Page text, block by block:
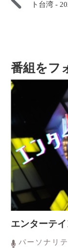
ト台湾 -
番組をフ
エンターテ
パーソナリ